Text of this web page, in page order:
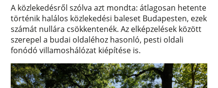
A közlekedésről szólva azt mondta: átlagosan hetente
történik halálos közlekedési baleset Budapesten, ezek
számát nullára csökkentenék. Az elképzelések között
szerepel a budai oldaléhoz hasonló, pesti oldali
fonódó villamoshálózat kiépítése is.